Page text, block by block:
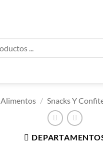
Alimentos / Snacks Y